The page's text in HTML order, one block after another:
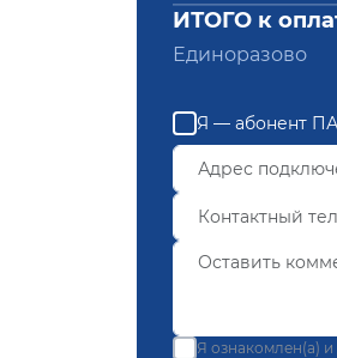
ИТОГО к
Единоразово
Я — абонент
Я ознакомлен(а)